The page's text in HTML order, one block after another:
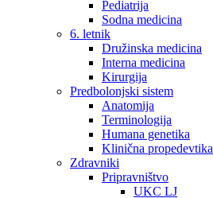
Pediatrija
Sodna medicina
6. letnik
Družinska medicina
Interna medicina
Kirurgija
Predbolonjski sistem
Anatomija
Terminologija
Humana genetika
Klinična propedevtika
Zdravniki
Pripravništvo
UKC LJ